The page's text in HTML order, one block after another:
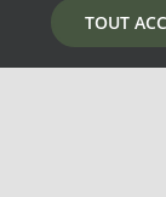
LA MAIRIE DE AUNAY-
5 place de la
TOUT